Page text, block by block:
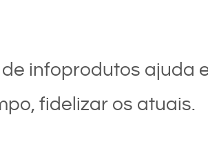
infoprodutos ajuda
fidelizar os atuais.